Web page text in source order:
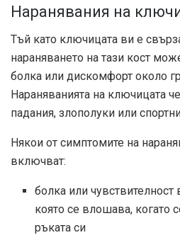
Наранявания на
Тъй като ключицата ви е
нараняването на тази кост
болка или дискомфорт около
Нараняванията на ключицата
падания, злополуки или
Някои от симптомите на
включват:
болка или чувствителност
която се влошава, когато
ръката си